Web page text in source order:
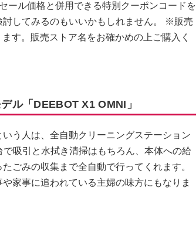
ール価格と併用できる特別クーポンコードを
してみるのもいいかもしれません。 ※販売
す。販売ストア名をお確かめの上ご購入く
ル「DEEBOT X1 OMNI」
う人は、全自動クリーニングステーション
吸引と水拭き清掃はもちろん、本体への給
ごみの収集まで全自動で行ってくれます。
家事に追われている主婦の味方にもなりま